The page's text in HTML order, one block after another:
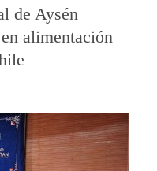
de Aysén
alimentación